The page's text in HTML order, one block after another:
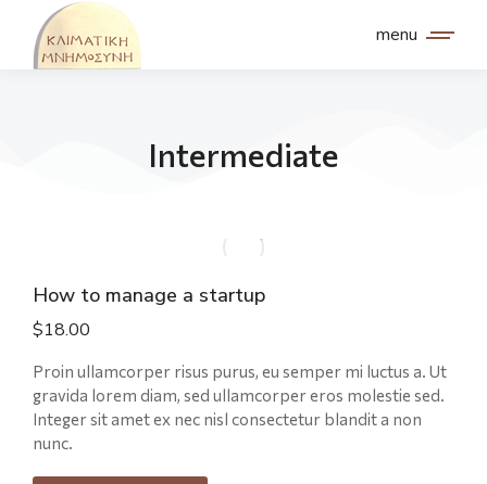
menu
Intermediate
How to manage a startup
$18.00
Proin ullamcorper risus purus, eu semper mi luctus a. Ut
gravida lorem diam, sed ullamcorper eros molestie sed.
Integer sit amet ex nec nisl consectetur blandit a non
nunc.